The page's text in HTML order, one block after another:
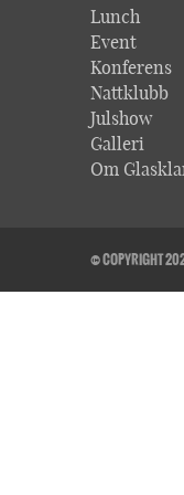
Lunch
Event
Konferens
Nattklubb
Julshow
Galleri
Om
© COPYRIGHT